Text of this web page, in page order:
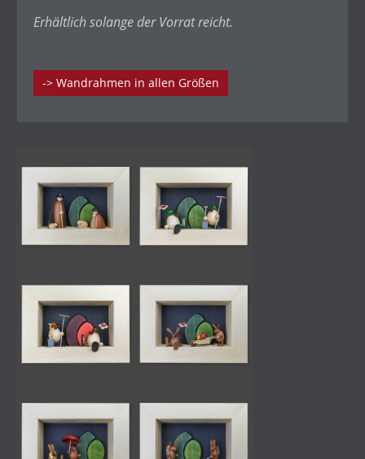
Erhältlich solange der Vorrat reicht.
-> Wandrahmen in allen Größen